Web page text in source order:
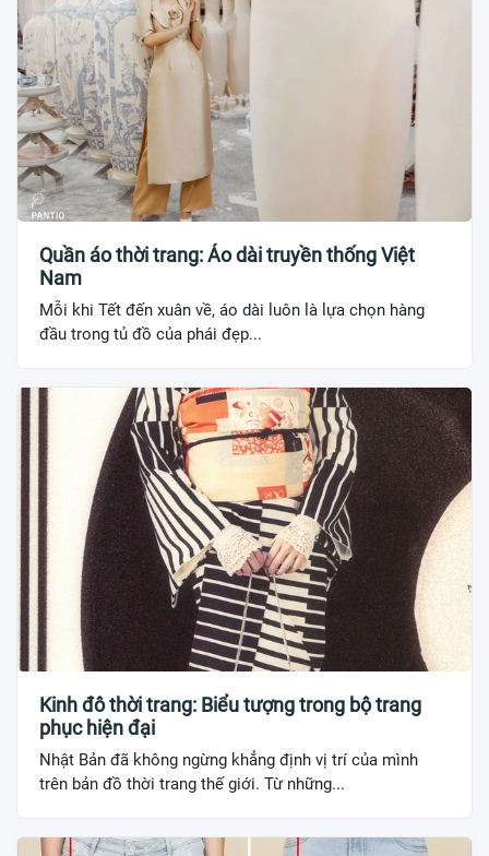
Quần áo thời trang: Áo dài truyền thống Việt
Nam
Mỗi khi Tết đến xuân về, áo dài luôn là lựa chọn hàng
đầu trong tủ đồ của phái đẹp...
Kinh đô thời trang: Biểu tượng trong bộ trang
phục hiện đại
Nhật Bản đã không ngừng khẳng định vị trí của mình
trên bản đồ thời trang thế giới. Từ những...